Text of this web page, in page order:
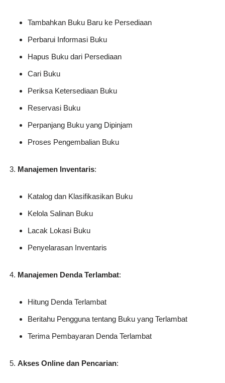
Tambahkan Buku Baru ke Persediaan
Perbarui Informasi Buku
Hapus Buku dari Persediaan
Cari Buku
Periksa Ketersediaan Buku
Reservasi Buku
Perpanjang Buku yang Dipinjam
Proses Pengembalian Buku
Manajemen Inventaris:
Katalog dan Klasifikasikan Buku
Kelola Salinan Buku
Lacak Lokasi Buku
Penyelarasan Inventaris
Manajemen Denda Terlambat:
Hitung Denda Terlambat
Beritahu Pengguna tentang Buku yang Terlambat
Terima Pembayaran Denda Terlambat
Akses Online dan Pencarian: